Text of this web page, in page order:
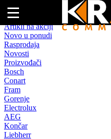
Naslovna
Artikli na akciji
Novo u ponudi
Rasprodaja
Novosti
Proizvođači
Bosch
Conart
Fram
Gorenje
Electrolux
AEG
Končar
Liebherr